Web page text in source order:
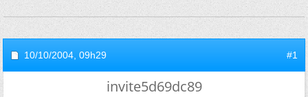
10/10/2004, 09h29 #1
invite5d69dc89